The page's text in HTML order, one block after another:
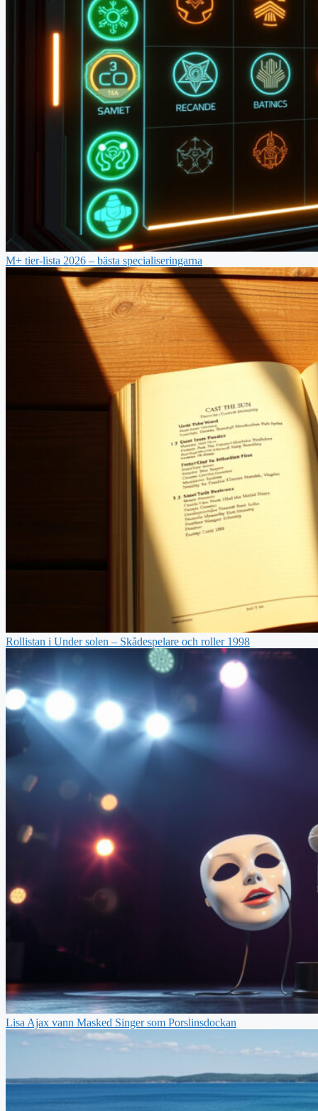
M+ tier-lista 2026 – bästa specialiseringarna
Rollistan i Under solen – Skådespelare och roller 1998
Lisa Ajax vann Masked Singer som Porslinsdockan